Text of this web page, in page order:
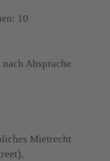
10
Absprache
Mietrecht